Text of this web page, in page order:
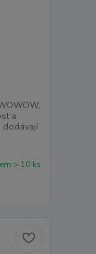
a
dodávají
> 10 ks